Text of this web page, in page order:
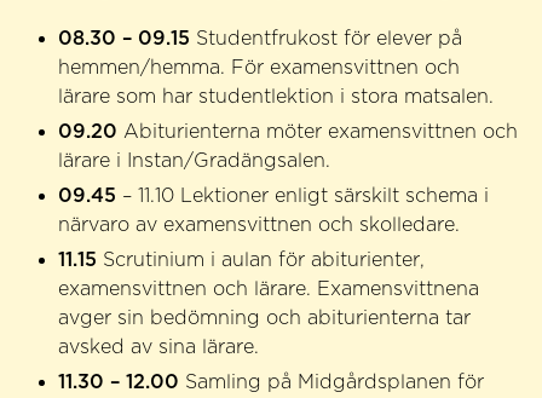
08.30 – 09.15 Studentfrukost för elever på
hemmen/hemma. För examensvittnen och
lärare som har studentlektion i stora matsalen.
09.20 Abiturienterna möter examensvittnen och
lärare i Instan/Gradängsalen.
09.45 – 11.10 Lektioner enligt särskilt schema i
närvaro av examensvittnen och skolledare.
11.15 Scrutinium i aulan för abiturienter,
examensvittnen och lärare. Examensvittnena
avger sin bedömning och abiturienterna tar
avsked av sina lärare.
11.30 – 12.00 Samling på Midgårdsplanen för